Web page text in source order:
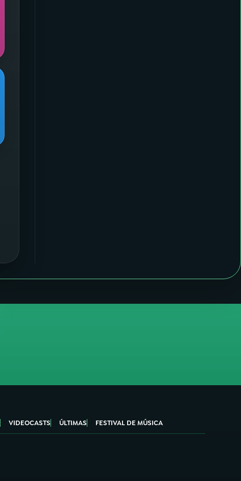
VIDEOCASTS ÚLTIMAS FESTIVAL DE MÚSICA